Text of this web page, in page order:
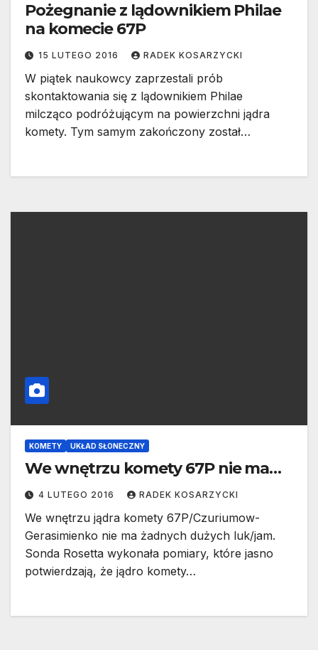
Pożegnanie z lądownikiem Philae
na komecie 67P
15 LUTEGO 2016 RADEK KOSARZYCKI
W piątek naukowcy zaprzestali prób
skontaktowania się z lądownikiem Philae
milcząco podróżującym na powierzchni jądra
komety. Tym samym zakończony został…
KOMETY UKŁAD SŁONECZNY
We wnętrzu komety 67P nie ma…
4 LUTEGO 2016 RADEK KOSARZYCKI
We wnętrzu jądra komety 67P/Czuriumow-
Gerasimienko nie ma żadnych dużych luk/jam.
Sonda Rosetta wykonała pomiary, które jasno
potwierdzają, że jądro komety…